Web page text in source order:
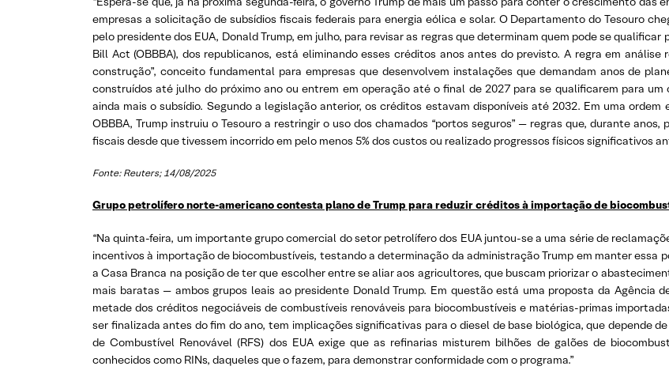
empresas a solicitação de subsídios fiscais federais para energia eólica e solar. O Departamento do Tesouro
pelo presidente dos EUA, Donald Trump, em julho, para revisar as regras que determinam quem pode se
Bill Act (OBBBA), dos republicanos, está eliminando esses créditos anos antes do previsto. A regra em
construção”, conceito fundamental para empresas que desenvolvem instalações que demandam anos de
construídos até julho do próximo ano ou entrem em operação até o final de 2027 para se qualificarem para
ainda mais o subsídio. Segundo a legislação anterior, os créditos estavam disponíveis até 2032. Em uma
OBBBA, Trump instruiu o Tesouro a restringir o uso dos chamados “portos seguros” — regras que, durante
fiscais desde que tivessem incorrido em pelo menos 5% dos custos ou realizado progressos físicos significativos
Fonte: Reuters; 14/08/2025
Grupo petrolífero norte-americano contesta plano de Trump para reduzir créditos à importação de
“Na quinta-feira, um importante grupo comercial do setor petrolífero dos EUA juntou-se a uma série de
incentivos à importação de biocombustíveis, testando a determinação da administração Trump em manter essa
a Casa Branca na posição de ter que escolher entre se aliar aos agricultores, que buscam priorizar o
mais baratas — ambos grupos leais ao presidente Donald Trump. Em questão está uma proposta da Agência
metade dos créditos negociáveis de combustíveis renováveis para biocombustíveis e matérias-primas
ser finalizada antes do fim do ano, tem implicações significativas para o diesel de base biológica, que depende
de Combustível Renovável (RFS) dos EUA exige que as refinarias misturem bilhões de galões de
conhecidos como RINs, daqueles que o fazem, para demonstrar conformidade com o programa.”